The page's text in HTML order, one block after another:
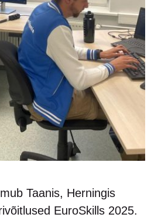
Taanis, Herningis
EuroSkills 2025.